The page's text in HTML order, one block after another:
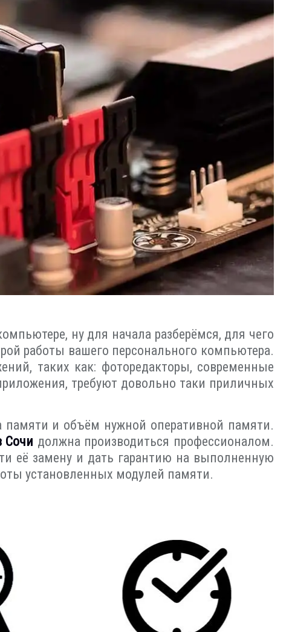
ну для начала разберёмся, для чего
работы вашего персонального компьютера.
таких как: фоторедакторы, современные
требуют довольно таки приличных
и объём нужной оперативной памяти.
Сочи должна производиться профессионалом.
её замену и дать гарантию на выполненную
установленных модулей памяти.